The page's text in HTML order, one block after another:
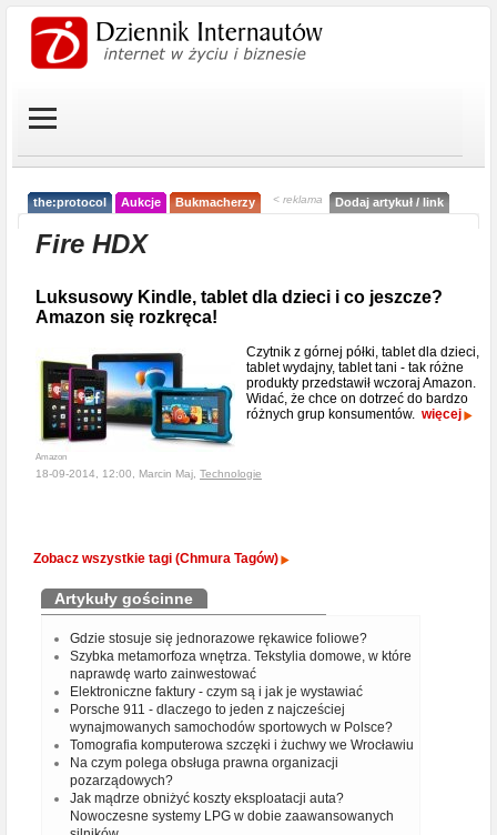
the:protocol Aukcje Bukmacherzy < reklama Dodaj artykuł / link
Fire HDX
Luksusowy Kindle, tablet dla dzieci i co jeszcze?
Amazon się rozkręca!
Amazon
Czytnik z górnej półki, tablet dla dzieci,
tablet wydajny, tablet tani - tak różne
produkty przedstawił wczoraj Amazon.
Widać, że chce on dotrzeć do bardzo
różnych grup konsumentów. więcej
18-09-2014, 12:00, Marcin Maj, Technologie
Zobacz wszystkie tagi (Chmura Tagów)
Artykuły gościnne
Gdzie stosuje się jednorazowe rękawice foliowe?
Szybka metamorfoza wnętrza. Tekstylia domowe, w które
naprawdę warto zainwestować
Elektroniczne faktury - czym są i jak je wystawiać
Porsche 911 - dlaczego to jeden z najcześciej
wynajmowanych samochodów sportowych w Polsce?
Tomografia komputerowa szczęki i żuchwy we Wrocławiu
Na czym polega obsługa prawna organizacji
pozarządowych?
Jak mądrze obniżyć koszty eksploatacji auta?
Nowoczesne systemy LPG w dobie zaawansowanych